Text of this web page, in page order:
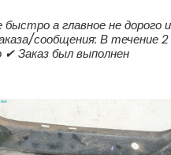
а главное не дорого и
сообщения: В течение 2
✔ Заказ был выполнен